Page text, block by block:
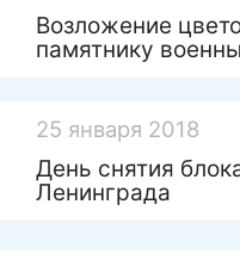
Возложение
памятнику
25 января 2018
День снятия
Ленинграда